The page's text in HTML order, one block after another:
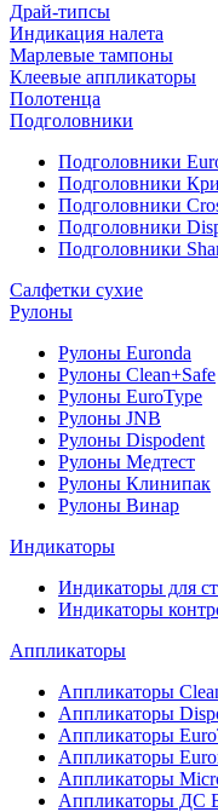
Драй-типсы
Индикация налета
Марлевые тампоны
Клеевые аппликаторы
Полотенца
Подголовники
Подголовники
Подголовники
Подголовники
Подголовники
Подголовники
Салфетки сухие
Рулоны
Рулоны Euronda
Рулоны Clean+Safe
Рулоны EuroType
Рулоны JNB
Рулоны Dispodent
Рулоны Медтест
Рулоны Клинипак
Рулоны Винар
Индикаторы
Индикаторы для
Индикаторы
Аппликаторы
Аппликаторы
Аппликаторы
Аппликаторы
Аппликаторы
Аппликаторы
Аппликаторы ДС